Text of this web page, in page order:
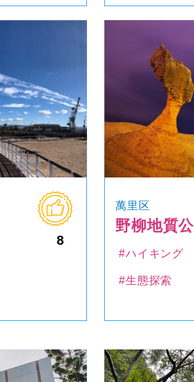
8
萬里区
野柳地質
#ハイキング
#生態探索